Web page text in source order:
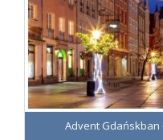
modern üveg-beton
Szállás Tbilisziben.
május 3. vasárnap
Reggeli után transzfer
Turkish Airlines járatain,
18:35-19:35) Budapestre.
Advent